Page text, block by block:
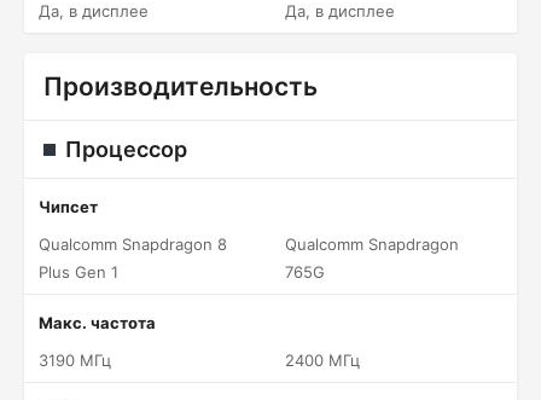
Да, в дисплее
Да, в дисплее
Производительность
Процессор
Чипсет
Qualcomm Snapdragon 8
Plus Gen 1
Qualcomm Snapdragon
765G
Макс. частота
3190 МГц
2400 МГц